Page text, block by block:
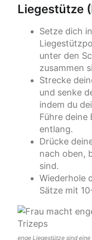
Liegestütze
Setze dich
unter den
zusammen
Strecke
und senke
indem du
Führe deine
entlang.
Drücke
nach oben,
sind.
Wiederhole
Sätze mit
enge Liegestütze sind